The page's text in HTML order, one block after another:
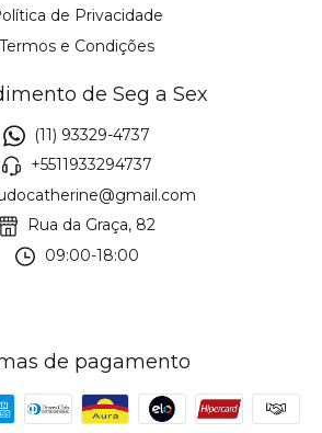
de Privacidade
Termos e Condições
de Seg a Sex
(11) 93329-4737
+5511933294737
Rua da Graça, 82
09:00-18:00
de pagamento